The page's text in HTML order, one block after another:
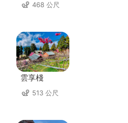
468 公尺
雲享棧
513 公尺